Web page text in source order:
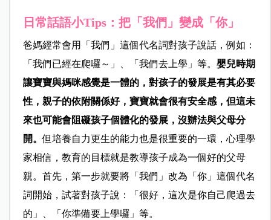
日常話語小Tips：把「我們」變成「你」
爸媽經常會用「我們」這個代名詞對孩子說話，例如：
「我們已經在爬囉～」、「我們去上學」等。 嬰兒時期
讓寶寶與媽咪感覺是一體的，對孩子的發展是有其必要
性，親子的依附關係好，寶寶就會很有安全感，但這未
來也可能會阻礙孩子個體化的發展，沒辦法與父母分
開。但培養自力更生的能力也是很重要的一環，心理學
家相信，教育的目標就是教導孩子成為一個好的父母
親。首先，第一步就要將「我們」改為「你」這個代名
詞開始，試著對孩子說：「很好，這次是你自己爬過去
的」、「你準備要上學囉」等。